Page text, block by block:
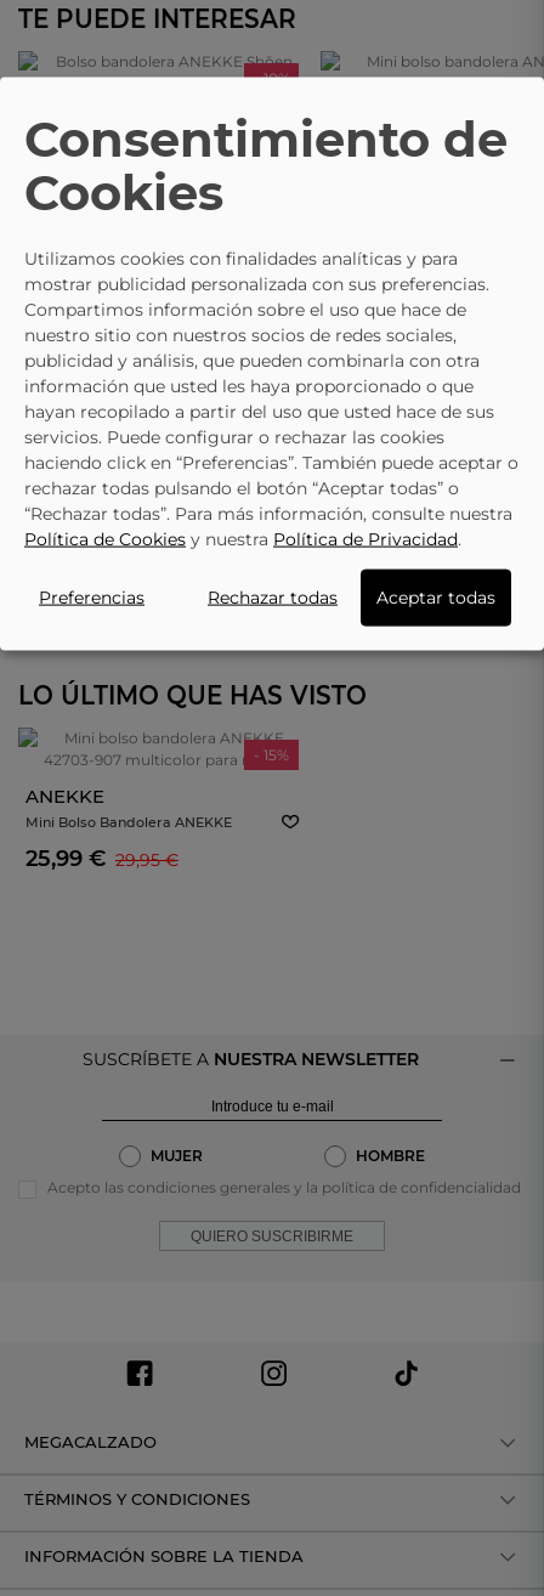
TE PUEDE INTERESAR
- 10%
ANEKKE
Bolso Bandolera ANEKKE Shōen
54,85 € 60,95 €
ANEKKE
Mini Bolso Bandolera ANEKKE
LO ÚLTIMO QUE HAS VISTO
- 15%
ANEKKE
Mini Bolso Bandolera ANEKKE
42703-907 Multicolor Para Mujer
25,99 € 29,95 €
SUSCRÍBETE A NUESTRA NEWSLETTER
MUJER
HOMBRE
Acepto las condiciones generales y la política de confidencialidad
QUIERO SUSCRIBIRME
MEGACALZADO
TÉRMINOS Y CONDICIONES
INFORMACIÓN SOBRE LA TIENDA
Consentimiento de
Cookies
Utilizamos cookies con finalidades analíticas y para
mostrar publicidad personalizada con sus preferencias.
Compartimos información sobre el uso que hace de
nuestro sitio con nuestros socios de redes sociales,
publicidad y análisis, que pueden combinarla con otra
información que usted les haya proporcionado o que
hayan recopilado a partir del uso que usted hace de sus
servicios. Puede configurar o rechazar las cookies
haciendo click en “Preferencias”. También puede aceptar o
rechazar todas pulsando el botón “Aceptar todas” o
“Rechazar todas”. Para más información, consulte nuestra
Política de Cookies y nuestra Política de Privacidad.
Preferencias Rechazar todas Aceptar todas